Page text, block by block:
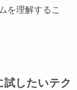
を理解するこ
試したいテク